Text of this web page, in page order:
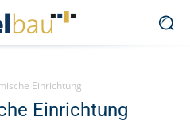
Einrichtung
Einrichtung